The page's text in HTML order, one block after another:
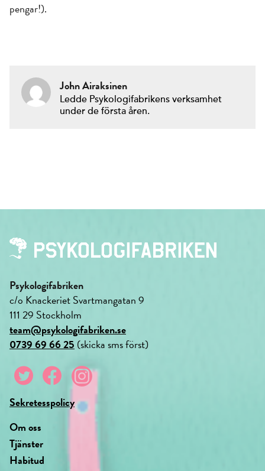
pengar!).
John Airaksinen
Ledde Psykologifabrikens verksamhet
under de första åren.
Psykologifabriken
c/o Knackeriet Svartmangatan 9
111 29 Stockholm
team@psykologifabriken.se
0739 69 66 25 (skicka sms först)
Sekretesspolicy
Om oss
Tjänster
Habitud